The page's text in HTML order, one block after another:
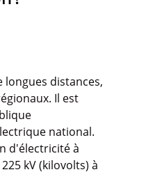
distances,
Il est
national.
d'électricité à
kV (kilovolts) à